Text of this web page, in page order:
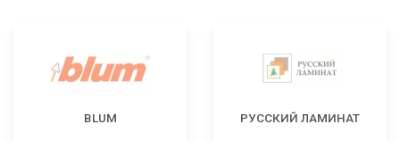
BLUM РУССКИЙ ЛАМИНАТ